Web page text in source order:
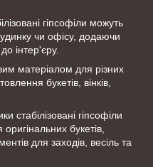
гіпсофіли можуть
чи офісу, додаючи
інтер'єру.
матеріалом для різних
букетів, вінків,
стабілізовані гіпсофіли
букетів,
для заходів, весіль та